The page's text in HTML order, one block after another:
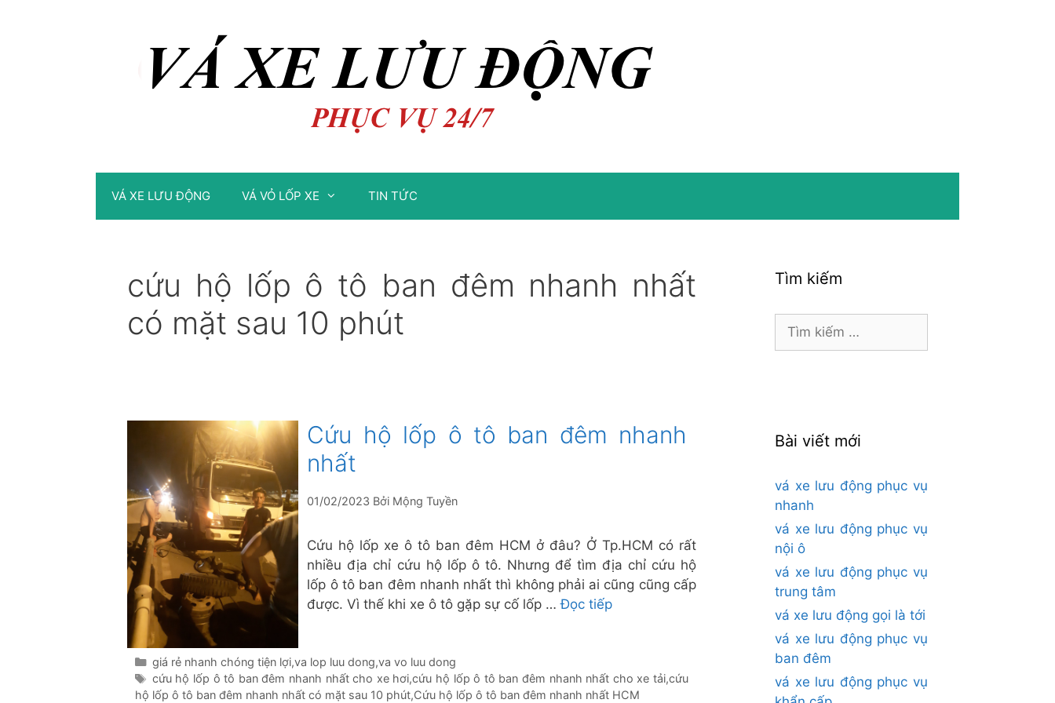
VÁ XE LƯU ĐỘNG VÁ VỎ LỐP XE TIN TỨC
cứu hộ lốp ô tô ban đêm nhanh nhất
có mặt sau 10 phút
Cứu hộ lốp ô tô ban đêm nhanh
nhất
01/02/2023 Bởi Mộng Tuyền
Cứu hộ lốp xe ô tô ban đêm HCM ở đâu? Ở Tp.HCM có rất
nhiều địa chỉ cứu hộ lốp ô tô. Nhưng để tìm địa chỉ cứu hộ
lốp ô tô ban đêm nhanh nhất thì không phải ai cũng cũng cấp
được. Vì thế khi xe ô tô gặp sự cố lốp …Đọc tiếp
Danh
mục
giá rẻ nhanh chóng tiện lợi,va lop luu dong,va vo luu dong
Thẻ
cứu hộ lốp ô tô ban đêm nhanh nhất cho xe hơi,cứu hộ lốp ô tô ban đêm nhanh nhất cho xe tải,cứu
hộ lốp ô tô ban đêm nhanh nhất có mặt sau 10 phút,Cứu hộ lốp ô tô ban đêm nhanh nhất HCM
Tìm kiếm
Tìm
Bài viết mới
vá xe lưu động phục vụ
nhanh
vá xe lưu động phục vụ
nội ô
vá xe lưu động phục vụ
trung tâm
vá xe lưu động gọi là tới
vá xe lưu động phục vụ
ban đêm
vá xe lưu động phục vụ